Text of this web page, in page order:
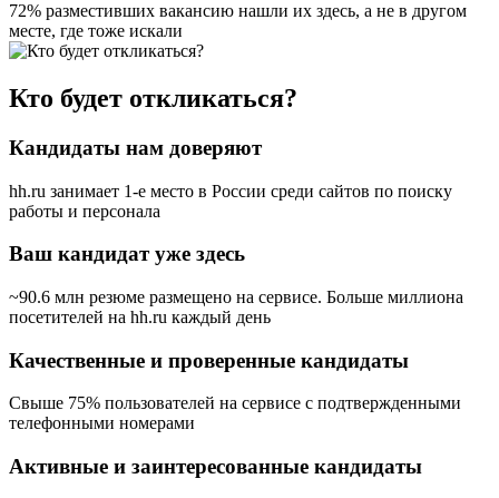
72% разместивших вакансию нашли их здесь, а не в другом
месте, где тоже искали
Кто будет откликаться?
Кандидаты нам доверяют
hh.ru занимает 1-е место в России среди сайтов по поиску
работы и персонала
Ваш кандидат уже здесь
~90.6 млн резюме размещено на сервисе. Больше миллиона
посетителей на hh.ru каждый день
Качественные и проверенные кандидаты
Свыше 75% пользователей на сервисе с подтвержденными
телефонными номерами
Активные и заинтересованные кандидаты